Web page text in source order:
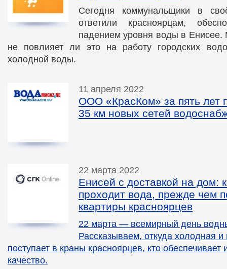
Сегодня коммунальщики в
ответили красноярцам,
падением уровня воды в
не повлияет ли это на работу городских
холодной воды.
11 апреля 2022
ООО «КрасКом» за пять лет
35 км новых сетей
22 марта 2022
Енисей с доставкой на дом:
проходит вода, прежде чем
квартиры красноярцев
22 марта — всемирный день
Рассказываем, откуда холодная и
поступает в краны красноярцев, кто обеспечивает
качество.